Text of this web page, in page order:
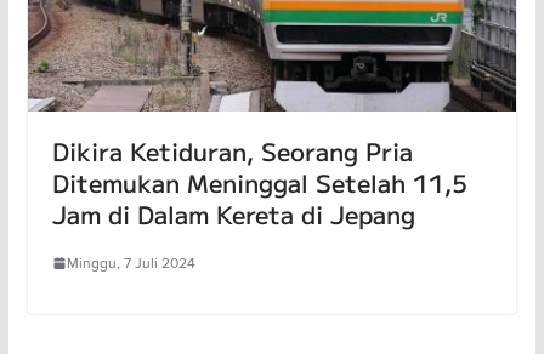
Dikira Ketiduran, Seorang Pria
Ditemukan Meninggal Setelah 11,5
Jam di Dalam Kereta di Jepang
Minggu, 7 Juli 2024